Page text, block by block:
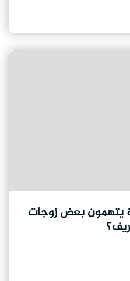
يتهمون بعض زوجات